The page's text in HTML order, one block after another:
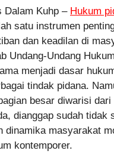
Dalam Kuhp – Hukum
satu instrumen
dan keadilan di
Undang-Undang
menjadi dasar
tindak pidana.
besar diwarisi dari
dianggap sudah tidak
dinamika masyarakat
kontemporer.